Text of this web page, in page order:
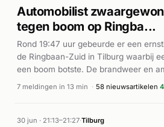
Automobilist
tegen boom op Ringba...
Rond 19:47 uur gebeurde er een
de Ringbaan-Zuid in Tilburg waarbij
een boom botste. De brandweer en
meteen uit met hoge prioriteit (P1).
verwondingen op en werd hij als
7 meldingen in 13 min · 58 nieuwsartikelen
30 jun · 21:13–21:27·Tilburg